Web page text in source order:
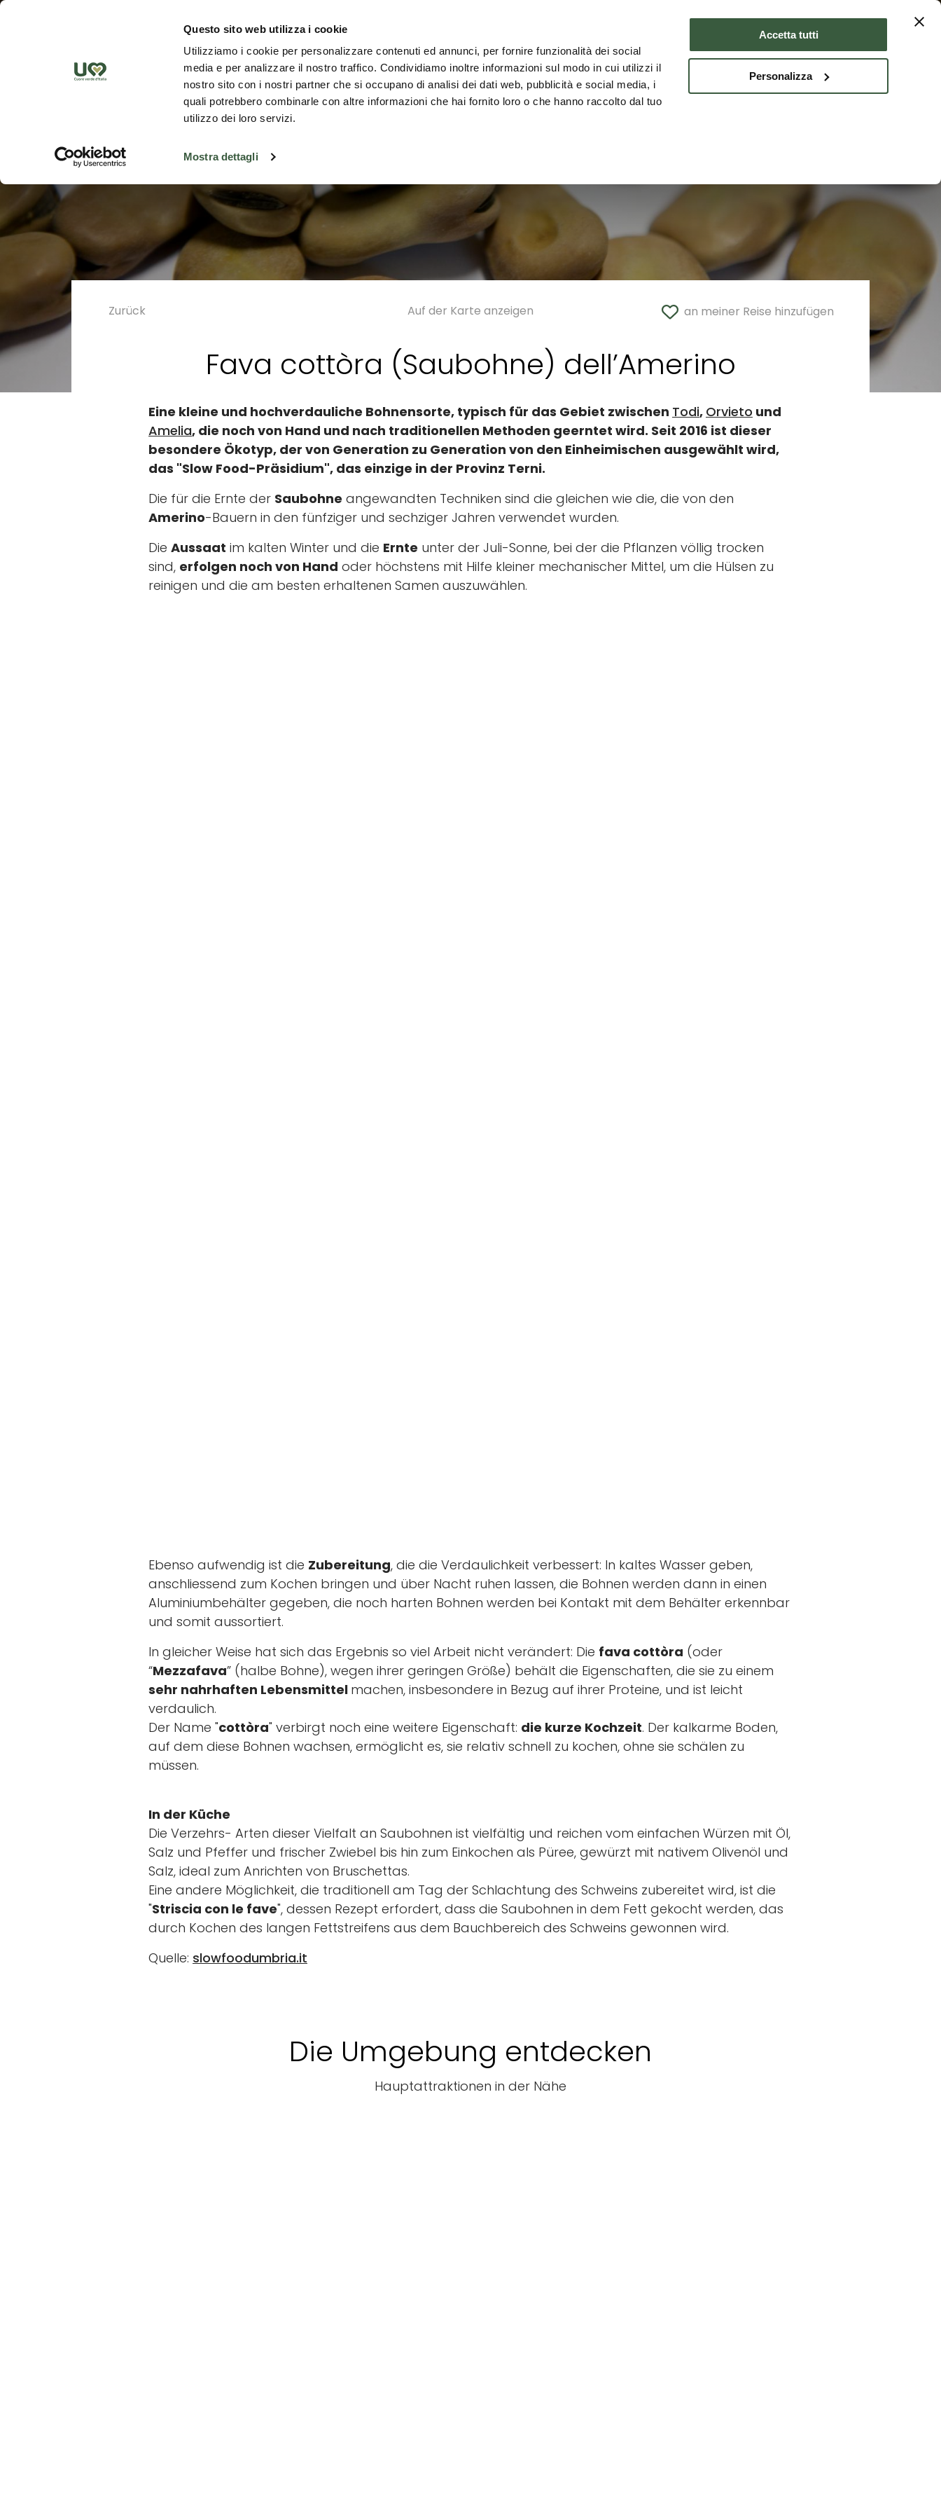
Questo sito web utilizza i cookie
Utilizziamo i cookie per personalizzare contenuti ed annunci, per fornire funzionalità dei social
media e per analizzare il nostro traffico. Condividiamo inoltre informazioni sul modo in cui utilizzi il
nostro sito con i nostri partner che si occupano di analisi dei dati web, pubblicità e social media, i
quali potrebbero combinarle con altre informazioni che hai fornito loro o che hanno raccolto dal tuo
utilizzo dei loro servizi.
Mostra dettagli
Accetta tutti
Personalizza
Entdecken
Zurück Auf der Karte anzeigen an meiner Reise hinzufügen
Fava cottòra (Saubohne) dell’Amerino
Eine kleine und hochverdauliche Bohnensorte, typisch für das Gebiet zwischen Todi, Orvieto und
Amelia, die noch von Hand und nach traditionellen Methoden geerntet wird. Seit 2016 ist dieser
besondere Ökotyp, der von Generation zu Generation von den Einheimischen ausgewählt wird,
das "Slow Food-Präsidium", das einzige in der Provinz Terni.
Die für die Ernte der Saubohne angewandten Techniken sind die gleichen wie die, die von den
Amerino-Bauern in den fünfziger und sechziger Jahren verwendet wurden.
Die Aussaat im kalten Winter und die Ernte unter der Juli-Sonne, bei der die Pflanzen völlig trocken
sind, erfolgen noch von Hand oder höchstens mit Hilfe kleiner mechanischer Mittel, um die Hülsen zu
reinigen und die am besten erhaltenen Samen auszuwählen.
Ebenso aufwendig ist die Zubereitung, die die Verdaulichkeit verbessert: In kaltes Wasser geben,
anschliessend zum Kochen bringen und über Nacht ruhen lassen, die Bohnen werden dann in einen
Aluminiumbehälter gegeben, die noch harten Bohnen werden bei Kontakt mit dem Behälter erkennbar
und somit aussortiert.
In gleicher Weise hat sich das Ergebnis so viel Arbeit nicht verändert: Die fava cottòra (oder
“Mezzafava” (halbe Bohne), wegen ihrer geringen Größe) behält die Eigenschaften, die sie zu einem
sehr nahrhaften Lebensmittel machen, insbesondere in Bezug auf ihrer Proteine, und ist leicht
verdaulich.
Der Name "cottòra" verbirgt noch eine weitere Eigenschaft: die kurze Kochzeit. Der kalkarme Boden,
auf dem diese Bohnen wachsen, ermöglicht es, sie relativ schnell zu kochen, ohne sie schälen zu
müssen.
In der Küche
Die Verzehrs- Arten dieser Vielfalt an Saubohnen ist vielfältig und reichen vom einfachen Würzen mit Öl,
Salz und Pfeffer und frischer Zwiebel bis hin zum Einkochen als Püree, gewürzt mit nativem Olivenöl und
Salz, ideal zum Anrichten von Bruschettas.
Eine andere Möglichkeit, die traditionell am Tag der Schlachtung des Schweins zubereitet wird, ist die
"Striscia con le fave", dessen Rezept erfordert, dass die Saubohnen in dem Fett gekocht werden, das
durch Kochen des langen Fettstreifens aus dem Bauchbereich des Schweins gewonnen wird.
Quelle: slowfoodumbria.it
Die Umgebung entdecken
Hauptattraktionen in der Nähe